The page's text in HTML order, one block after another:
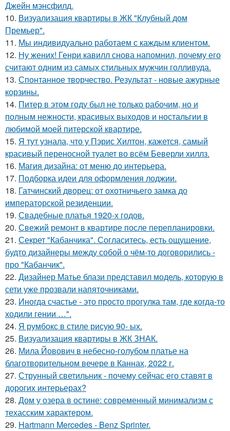
Джейн мэнсфилд.
10. Визуализация квартиры в ЖК "Клубный дом
Премьер".
11. Мы индивидуально работаем с каждым клиентом.
12. Ну жених! Генри кавилл снова напомнил, почему его
считают одним из самых стильных мужчин голливуда.
13. Спонтанное творчество. Результат - новые ажурные
корзины.
14. Питер в этом году был не только рабочим, но и
полным нежности, красивых выходов и ностальгии в
любимой моей питерской квартире.
15. Я тут узнала, что у Пэрис Хилтон, кажется, самый
красивый переносной туалет во всём Беверли хиллз.
16. Магия дизайна: от меню до интерьера.
17. Подборка идеи для оформления лоджии.
18. Гатчинский дворец: от охотничьего замка до
императорской резиденции.
19. Свадебные платья 1920-х годов.
20. Свежий ремонт в квартире после перепланировки.
21. Секрет "Кабанчика". Согласитесь, есть ощущение,
будто дизайнеры между собой о чём-то договорились -
про "Кабанчик".
22. Дизайнер Матье блази представил модель, которую в
сети уже прозвали напяточниками.
23. Иногда счастье - это просто прогулка там, где когда-то
ходили гении …".
24. Я румбокс в стиле рисую 90- ых.
25. Визуализация квартиры в ЖК ЗНАК.
26. Мила Йовович в небесно-голубом платье на
благотворительном вечере в Каннах, 2022 г.
27. Струнный светильник - почему сейчас его ставят в
дорогих интерьерах?
28. Дом у озера в остине: современный минимализм с
техасским характером.
29. Hartmann Mercedes - Benz Sprinter.